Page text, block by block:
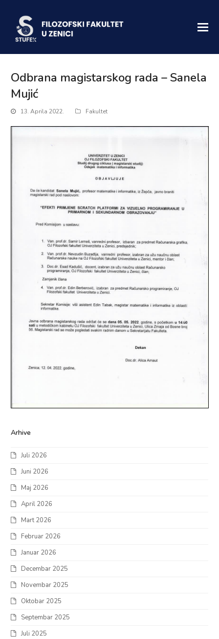
Odbrana magistarskog rada – Sanela
Mujić
13. Aprila 2022. Fakultet
Arhive
Juli 2026
Juni 2026
Maj 2026
April 2026
Mart 2026
Februar 2026
Januar 2026
Decembar 2025
Novembar 2025
Oktobar 2025
Septembar 2025
Juli 2025